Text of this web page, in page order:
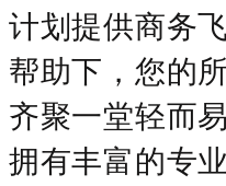
计划提供商务
帮助下，您的
齐聚一堂轻而
拥有丰富的专